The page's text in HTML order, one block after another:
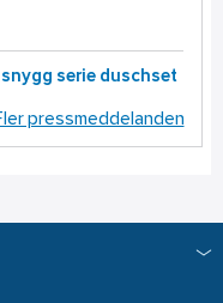
serie duschset
pressmeddelanden